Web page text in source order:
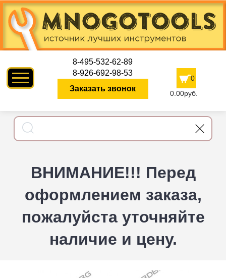
8-495-532-62-89
8-926-692-98-53
Заказать звонок
0
0.00руб.
ВНИМАНИЕ!!! Перед
оформлением заказа,
пожалуйста уточняйте
наличие и цену.